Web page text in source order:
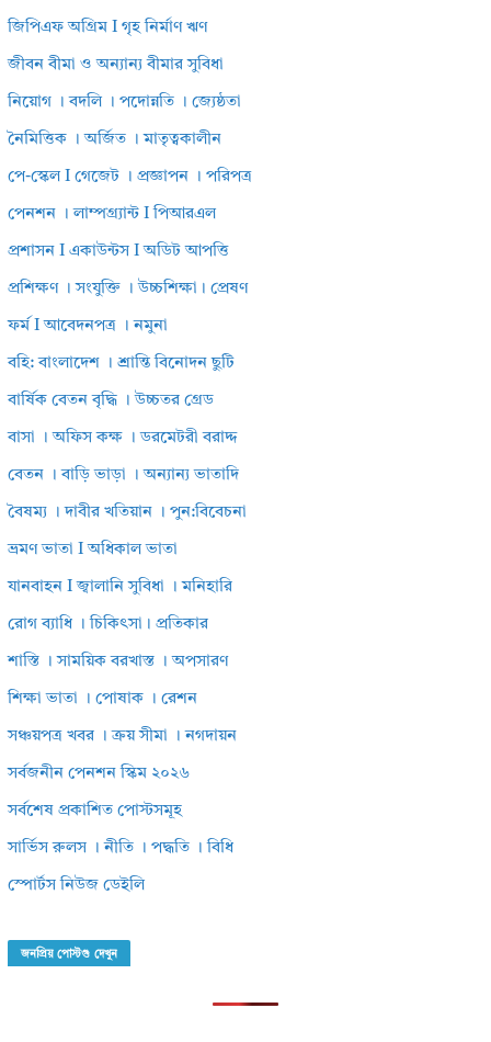
জিপিএফ অগ্রিম I গৃহ নির্মাণ ঋণ
জীবন বীমা ও অন্যান্য বীমার সুবিধা
নিয়োগ । বদলি । পদোন্নতি । জ্যেষ্ঠতা
নৈমিত্তিক । অর্জিত । মাতৃত্বকালীন
পে-স্কেল I গেজেট । প্রজ্ঞাপন । পরিপত্র
পেনশন । লাম্পগ্র্যান্ট I পিআরএল
প্রশাসন I একাউন্টস I অডিট আপত্তি
প্রশিক্ষণ । সংযুক্তি । উচ্চশিক্ষা। প্রেষণ
ফর্ম I আবেদনপত্র । নমুনা
বহি: বাংলাদেশ । শ্রান্তি বিনোদন ছুটি
বার্ষিক বেতন বৃদ্ধি । উচ্চতর গ্রেড
বাসা । অফিস কক্ষ । ডরমেটরী বরাদ্দ
বেতন । বাড়ি ভাড়া । অন্যান্য ভাতাদি
বৈষম্য । দাবীর খতিয়ান । পুন:বিবেচনা
ভ্রমণ ভাতা I অধিকাল ভাতা
যানবাহন I জ্বালানি সুবিধা । মনিহারি
রোগ ব্যাধি । চিকিৎসা। প্রতিকার
শাস্তি । সাময়িক বরখাস্ত । অপসারণ
শিক্ষা ভাতা । পোষাক । রেশন
সঞ্চয়পত্র খবর । ক্রয় সীমা । নগদায়ন
সর্বজনীন পেনশন স্কিম ২০২৬
সর্বশেষ প্রকাশিত পোস্টসমূহ
সার্ভিস রুলস । নীতি । পদ্ধতি । বিধি
স্পোর্টস নিউজ ডেইলি
জনপ্রিয় পোস্টগু দেখুন